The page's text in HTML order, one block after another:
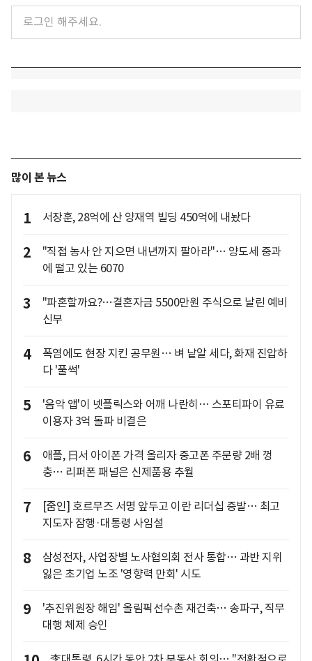
많이 본 뉴스
1 서장훈, 28억에 산 양재역 빌딩 450억에 내놨다
2
"직접 농사 안 지으면 내년까지 팔아라"… 양도세 중과
에 떨고 있는 6070
3
"파혼할까요?…결혼자금 5500만원 주식으로 날린 예비
신부
4
폭염에도 현장 지킨 공무원… 벼 낱알 세다, 화재 진압하
다 '풀썩'
5
'음악 앱'이 넷플릭스와 어깨 나란히… 스포티파이 유료
이용자 3억 돌파 비결은
6
애플, 日서 아이폰 가격 올리자 중고폰 주문량 2배 껑
충… 리퍼폰 패널은 신제품용 추월
7
[줌인] 호르무즈 서명 앞두고 이란 리더십 증발… 최고
지도자 잠행·대통령 사임설
8
삼성전자, 사업장별 노사협의회 전사 통합… 과반 지위
잃은 초기업 노조 '영향력 만회' 시도
9
'추진위원장 해임' 올림픽선수촌 재건축… 송파구, 직무
대행 체제 승인